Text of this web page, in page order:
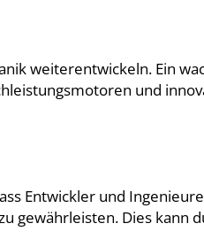
weiterentwickeln. Ein
und
Entwickler und
gewährleisten. Dies kann